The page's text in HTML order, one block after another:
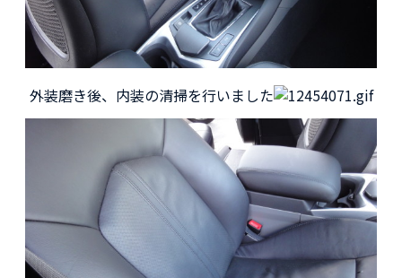
外装磨き後、内装の清掃を行いました